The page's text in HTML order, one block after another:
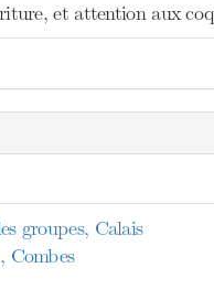
et attention aux
groupes, Calais
Combes